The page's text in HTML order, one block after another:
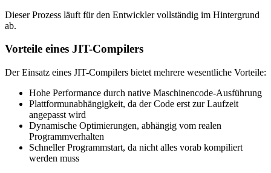
Dieser Prozess läuft für den Entwickler vollständig im Hintergrund
ab.
Vorteile eines JIT-Compilers
Der Einsatz eines JIT-Compilers bietet mehrere wesentliche Vorteile:
Hohe Performance durch native Maschinencode-Ausführung
Plattformunabhängigkeit, da der Code erst zur Laufzeit
angepasst wird
Dynamische Optimierungen, abhängig vom realen
Programmverhalten
Schneller Programmstart, da nicht alles vorab kompiliert
werden muss